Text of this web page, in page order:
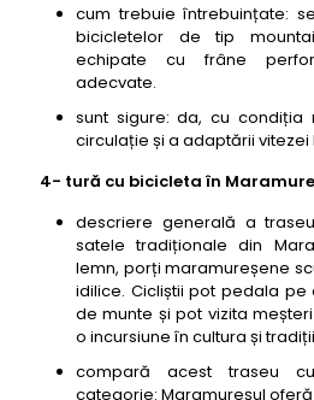
cum trebuie întrebuințate:
bicicletelor de tip
echipate cu frâne
adecvate.
sunt sigure: da, cu condiția
circulație și a adaptării
4- tură cu bicicleta în
descriere generală a
satele tradiționale din
lemn, porți maramureșene
idilice. Cicliștii pot pedala
de munte și pot vizita
o incursiune în cultura și
compară acest traseu
categorie: Maramureșul